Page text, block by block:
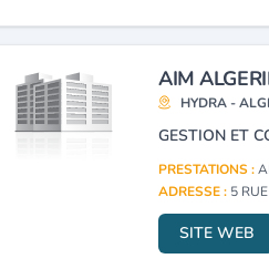
AIM
HYDRA -
PRESTATIONS :
ADRESSE : 5
SITE WEB